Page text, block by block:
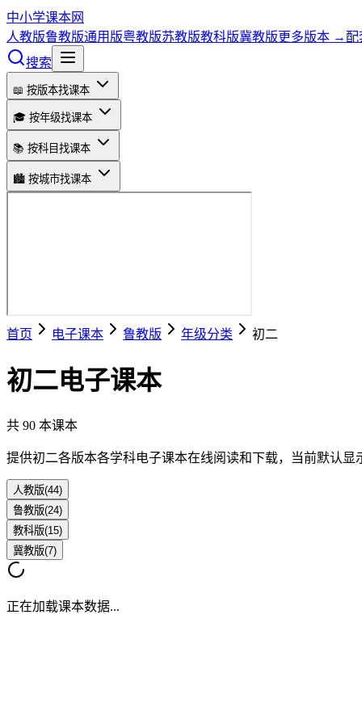
中小学课本网
人教版鲁教版通用版粤教版苏教版教科版冀教版更多版本 → 配
搜索
📖 按版本找课本
🎓 按年级找课本
📚 按科目找课本
🏙️ 按城市找课本
首页 电子课本 鲁教版 年级分类 初二
初二电子课本
共 90 本课本
提供初二各版本各学科电子课本在线阅读和下载，当前默认显
人教版(44)
鲁教版(24)
教科版(15)
冀教版(7)
正在加载课本数据...